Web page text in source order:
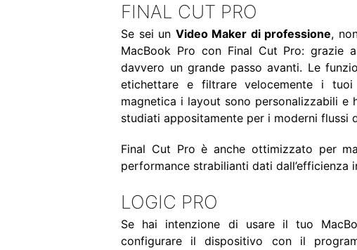
FINAL CUT PRO
Se sei un Video Maker di professione,
MacBook Pro con Final Cut Pro: grazie
davvero un grande passo avanti. Le
etichettare e filtrare velocemente i
magnetica i layout sono personalizzabili
studiati appositamente per i moderni flussi
Final Cut Pro è anche ottimizzato per
performance strabilianti dati dall’efficienza
LOGIC PRO
Se hai intenzione di usare il tuo
configurare il dispositivo con il